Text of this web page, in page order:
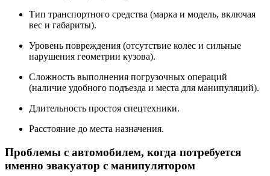
Тип транспортного средства (марка и модель, включая
вес и габариты).
Уровень повреждения (отсутствие колес и сильные
нарушения геометрии кузова).
Сложность выполнения погрузочных операций
(наличие удобного подъезда и места для манипуляций).
Длительность простоя спецтехники.
Расстояние до места назначения.
Проблемы с автомобилем, когда потребуется
именно эвакуатор с манипулятором